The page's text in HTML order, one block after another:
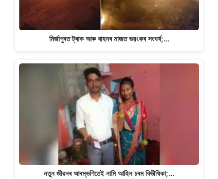
মিৰ্জাপুৰত ট্ৰাক আৰু বাহনৰ মাজত ভয়ংকৰ সংঘৰ্ষ;…
নতুন জীৱনৰ আৰম্ভণিতেই নামি আহিল চৰম বিভীষিকা;…